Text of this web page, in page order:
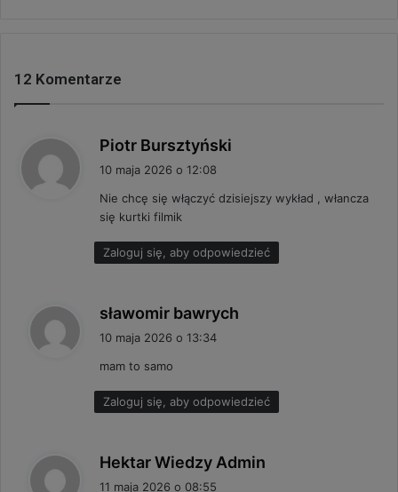
12 Komentarze
Piotr Bursztyński
z
:
10 maja 2026 o 12:08
Nie chcę się włączyć dzisiejszy wykład , włancza
się kurtki filmik
Zaloguj się, aby odpowiedzieć
sławomir bawrych
e
:
10 maja 2026 o 13:34
mam to samo
Zaloguj się, aby odpowiedzieć
Hektar Wiedzy Admin
11 maja 2026 o 08:55